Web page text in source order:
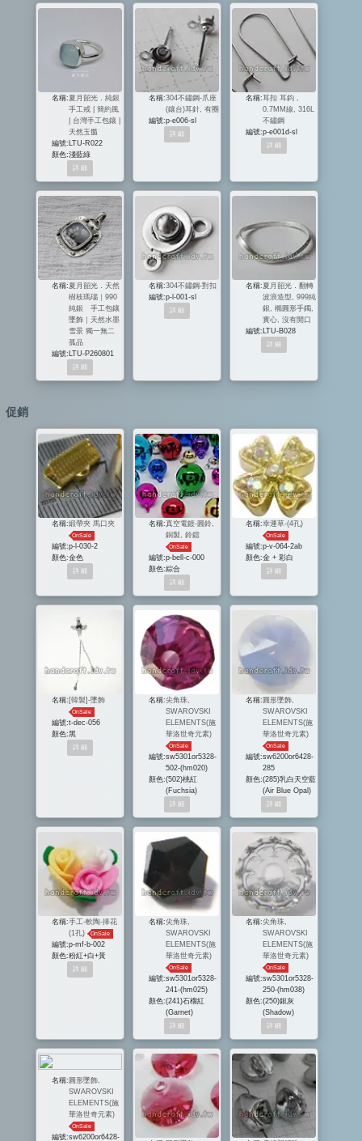
名稱:夏月韶光．純銀
手工戒 | 簡約風
| 台灣手工包鑲 |
天然玉髓
編號: LTU-R022
顏色:淺藍綠
名稱:304不鏽鋼-爪座
(鑲台)耳針, 有圈
編號:p-e006-sl
名稱:耳扣 耳鈎 ,
0.7MM線, 316L
不鏽鋼
編號:p-e001d-sl
名稱:夏月韶光．天然
樹枝瑪瑙｜990
純銀 手工包鑲
墜飾｜天然水墨
雪景 獨一無二
孤品
編號: LTU-P260801
名稱:304不鏽鋼-對扣
編號:p-l-001-sl
名稱:夏月韶光．翻轉
波浪造型, 999純
銀, 橢圓形手鐲,
實心, 沒有開口
編號: LTU-B028
促銷
名稱:緞帶夾 馬口夾
OnSale
編號:p-l-030-2
顏色:金色
名稱: 真空電鍍-圓鈴,
銅製, 鈴鐺
OnSale
編號:p-bell-c-000
顏色:綜合
名稱:幸運草-(4孔)
OnSale
編號:p-v-064-2ab
顏色:金 + 彩白
名稱: [韓製]-墜飾
OnSale
編號:t-dec-056
顏色:黑
名稱:尖角珠,
SWAROVSKI
ELEMENTS(施
華洛世奇元素)
OnSale
編號:sw5301or5328-
502-(hm020)
顏色:(502)桃紅
(Fuchsia)
名稱: 圓形墜飾,
SWAROVSKI
ELEMENTS(施
華洛世奇元素)
OnSale
編號:sw6200or6428-
285
顏色:(285)乳白天空藍
(Air Blue Opal)
名稱:手工-軟陶-捧花
(1孔)
OnSale
編號:p-mf-b-002
顏色:粉紅+白+黃
名稱:尖角珠,
SWAROVSKI
ELEMENTS(施
華洛世奇元素)
OnSale
編號:sw5301or5328-
241-(hm025)
顏色:(241)石榴紅
(Garnet)
名稱:尖角珠,
SWAROVSKI
ELEMENTS(施
華洛世奇元素)
OnSale
編號:sw5301or5328-
250-(hm038)
顏色:(250)銀灰
(Shadow)
名稱: 圓形墜飾,
SWAROVSKI
ELEMENTS(施
華洛世奇元素)
OnSale
編號:sw6200or6428-